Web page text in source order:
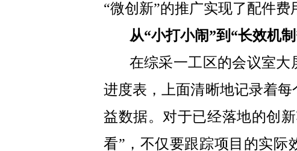
“微创新”的推广实现了配件费
从“小打小闹”到“长效机
在综采一工区的会议室大
进度表，上面清晰地记录着
益数据。对于已经落地的创
看”，不仅要跟踪项目的实际